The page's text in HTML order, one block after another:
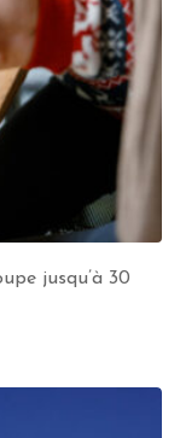
jusqu’à 30